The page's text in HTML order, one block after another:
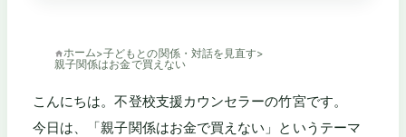
ホーム>子どもとの関係・対話を見直す>
親子関係はお金で買えない
こんにちは。不登校支援カウンセラーの竹宮です。
今日は、「親子関係はお金で買えない」というテーマ